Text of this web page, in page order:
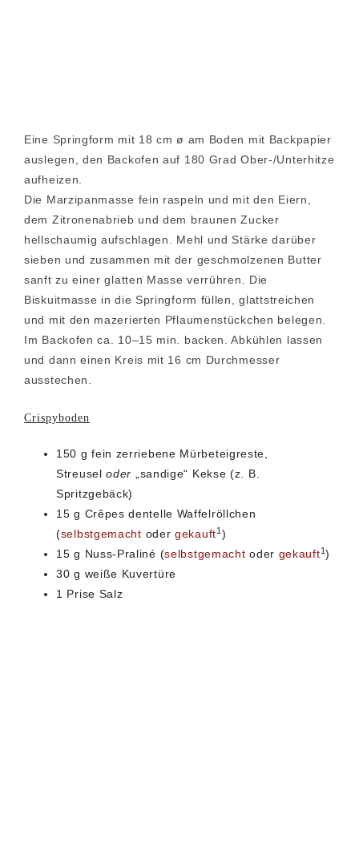
Eine Springform mit 18 cm ø am Boden mit Backpapier
auslegen, den Backofen auf 180 Grad Ober-/Unterhitze
aufheizen.
Die Marzipanmasse fein raspeln und mit den Eiern,
dem Zitronenabrieb und dem braunen Zucker
hellschaumig aufschlagen. Mehl und Stärke darüber
sieben und zusammen mit der geschmolzenen Butter
sanft zu einer glatten Masse verrühren. Die
Biskuitmasse in die Springform füllen, glattstreichen
und mit den mazerierten Pflaumenstückchen belegen.
Im Backofen ca. 10–15 min. backen. Abkühlen lassen
und dann einen Kreis mit 16 cm Durchmesser
ausstechen.
Crispyboden
150 g fein zerriebene Mürbeteigreste,
Streuseloder „sandige“ Kekse (z. B.
Spritzgebäck)
15 g Crêpes dentelle Waffelröllchen
(selbstgemacht odergekauft1 )
15 g Nuss-Praliné (selbstgemacht oder gekauft1)
30 g weiße Kuvertüre
1 Prise Salz